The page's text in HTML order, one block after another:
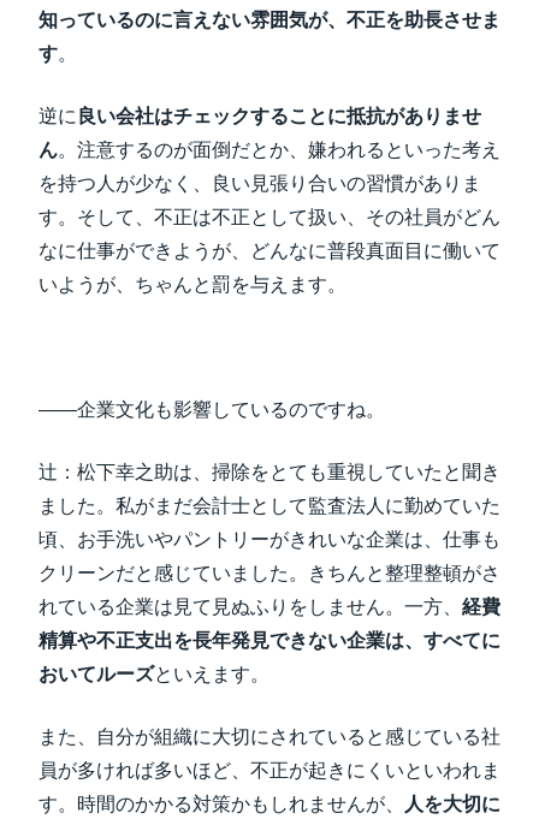
知っているのに言えない雰囲気が、不正を助長させま
す。
逆に 良い会社はチェックすることに抵抗がありませ
ん。注意するのが面倒だとか、嫌われるといった考え
を持つ人が少なく、良い見張り合いの習慣がありま
す。そして、不正は不正として扱い、その社員がどん
なに仕事ができようが、どんなに普段真面目に働いて
いようが、ちゃんと罰を与えます。
――企業文化も影響しているのですね。
辻：松下幸之助は、掃除をとても重視していたと聞き
ました。私がまだ会計士として監査法人に勤めていた
頃、お手洗いやパントリーがきれいな企業は、仕事も
クリーンだと感じていました。きちんと整理整頓がさ
れている企業は見て見ぬふりをしません。一方、 経費
精算や不正支出を長年発見できない企業は、すべてに
おいてルーズといえます。
また、自分が組織に大切にされていると感じている社
員が多ければ多いほど、不正が起きにくいといわれま
す。時間のかかる対策かもしれませんが、
人を大切に